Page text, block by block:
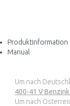
Produktinformation
Manual
Um nach
400-41 V
Um nach